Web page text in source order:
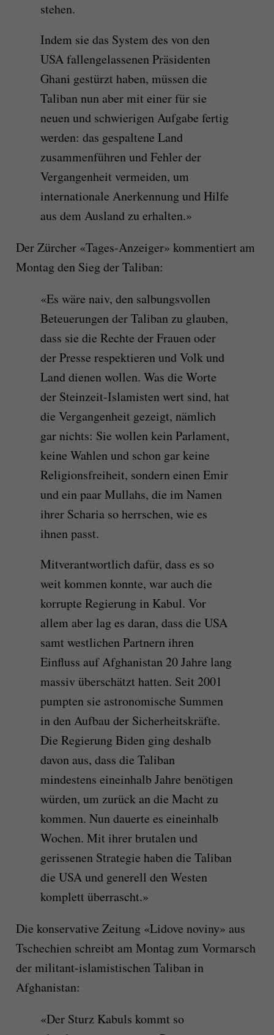
stehen.
Indem sie das System des von den
USA fallengelassenen Präsidenten
Ghani gestürzt haben, müssen die
Taliban nun aber mit einer für sie
neuen und schwierigen Aufgabe fertig
werden: das gespaltene Land
zusammenführen und Fehler der
Vergangenheit vermeiden, um
internationale Anerkennung und Hilfe
aus dem Ausland zu erhalten.»
Der Zürcher «Tages-Anzeiger» kommentiert am
Montag den Sieg der Taliban:
«Es wäre naiv, den salbungsvollen
Beteuerungen der Taliban zu glauben,
dass sie die Rechte der Frauen oder
der Presse respektieren und Volk und
Land dienen wollen. Was die Worte
der Steinzeit-Islamisten wert sind, hat
die Vergangenheit gezeigt, nämlich
gar nichts: Sie wollen kein Parlament,
keine Wahlen und schon gar keine
Religionsfreiheit, sondern einen Emir
und ein paar Mullahs, die im Namen
ihrer Scharia so herrschen, wie es
ihnen passt.
Mitverantwortlich dafür, dass es so
weit kommen konnte, war auch die
korrupte Regierung in Kabul. Vor
allem aber lag es daran, dass die USA
samt westlichen Partnern ihren
Einfluss auf Afghanistan 20 Jahre lang
massiv überschätzt hatten. Seit 2001
pumpten sie astronomische Summen
in den Aufbau der Sicherheitskräfte.
Die Regierung Biden ging deshalb
davon aus, dass die Taliban
mindestens eineinhalb Jahre benötigen
würden, um zurück an die Macht zu
kommen. Nun dauerte es eineinhalb
Wochen. Mit ihrer brutalen und
gerissenen Strategie haben die Taliban
die USA und generell den Westen
komplett überrascht.»
Die konservative Zeitung «Lidove noviny» aus
Tschechien schreibt am Montag zum Vormarsch
der militant-islamistischen Taliban in
Afghanistan:
«Der Sturz Kabuls kommt so